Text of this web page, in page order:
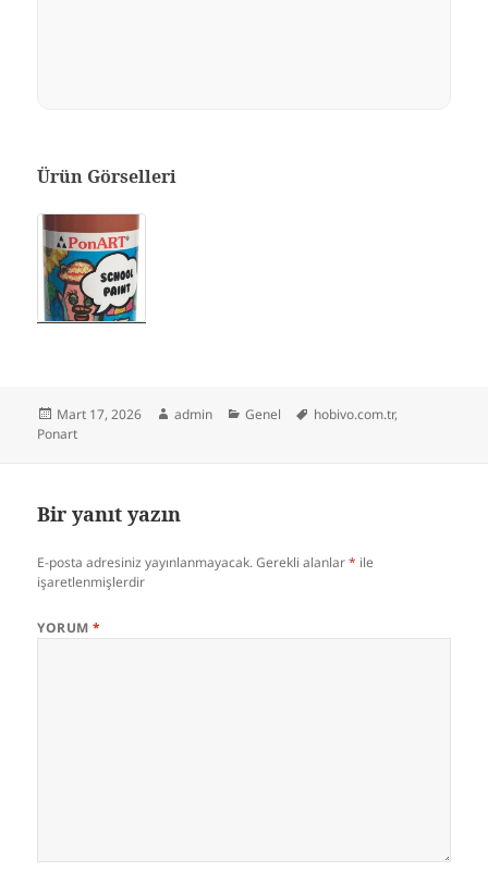
Ürün Görselleri
Yayın
tarihi
Mart 17, 2026 Yazar
admin Kategoriler
Genel Etiketler
hobivo.com.tr,
Ponart
Bir yanıt yazın
E-posta adresiniz yayınlanmayacak. Gerekli alanlar* ile
işaretlenmişlerdir
YORUM*